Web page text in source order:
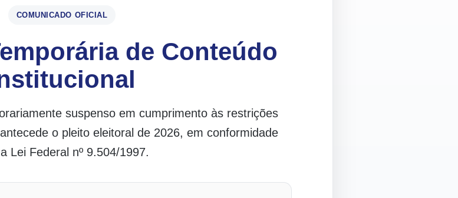
COMUNICADO OFICIAL
de Conteúdo
suspenso em cumprimento às restrições
o pleito eleitoral de 2026, em conformidade
Lei Federal nº 9.504/1997.